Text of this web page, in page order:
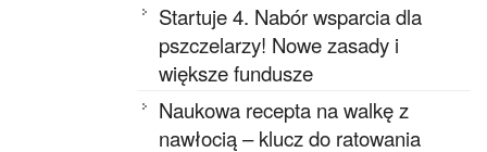
Startuje 4. Nabór wsparcia dla
pszczelarzy! Nowe zasady i
większe fundusze
Naukowa recepta na walkę z
nawłocią – klucz do ratowania